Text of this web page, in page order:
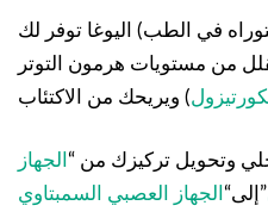
في الطب) اليوغا توفر لك
من مستويات هرمون التوتر
وتحويل تركيزك من “ الجهاز
”إلى“ الجهاز العصبي السمبتاوي